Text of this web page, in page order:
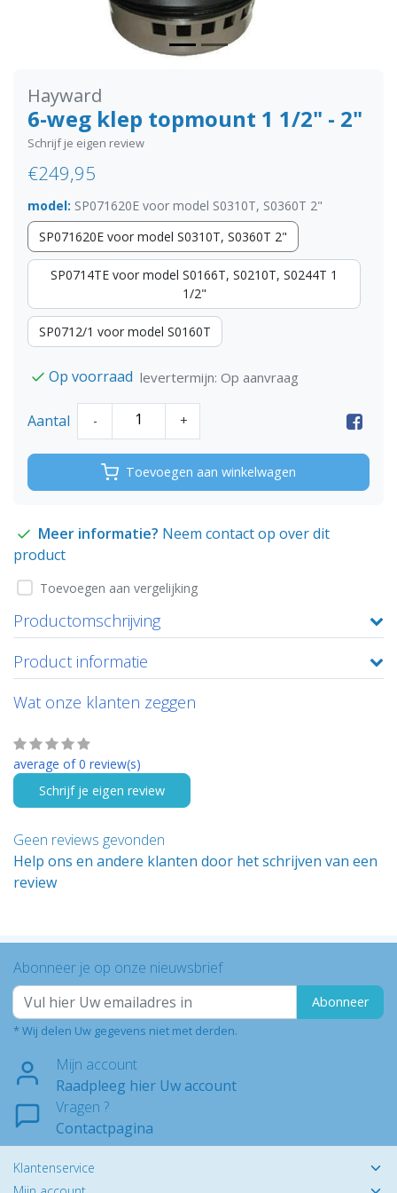
Hayward
6-weg klep topmount 1 1/2" - 2"
Schrijf je eigen review
€249,95
model: SP071620E voor model S0310T, S0360T 2"
SP071620E voor model S0310T, S0360T 2"
SP0714TE voor model S0166T, S0210T, S0244T 1
1/2"
SP0712/1 voor model S0160T
Op voorraad levertermijn: Op aanvraag
Aantal - +
Toevoegen aan winkelwagen
Meer informatie? Neem contact op over dit
product
Toevoegen aan vergelijking
Productomschrijving
Product informatie
Wat onze klanten zeggen
average of 0 review(s)
Schrijf je eigen review
Geen reviews gevonden
Help ons en andere klanten door het schrijven van een
review
Abonneer je op onze nieuwsbrief
Abonneer
* Wij delen Uw gegevens niet met derden.
Mijn account
Raadpleeg hier Uw account
Vragen ?
Contactpagina
Klantenservice